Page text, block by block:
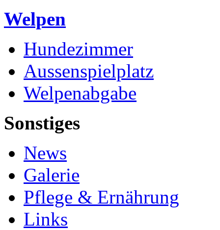
Welpen
Hundezimmer
Aussenspielplatz
Welpenabgabe
Sonstiges
News
Galerie
Pflege & Ernährung
Links